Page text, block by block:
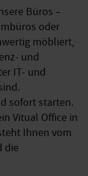
Büros –
oder
möbliert,
und
IT- und
sofort starten.
Vitual Office in
Ihnen vom
die